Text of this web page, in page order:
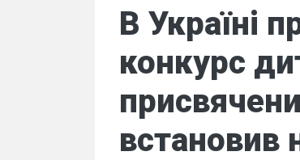
В Україні
конкурс
встановив